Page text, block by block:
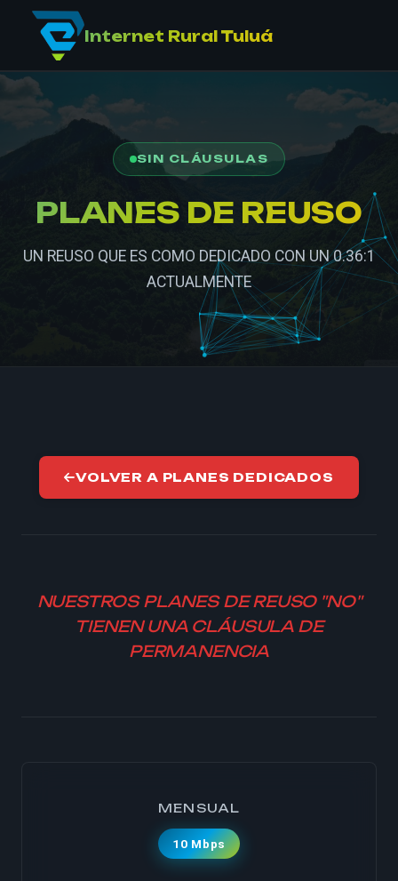
Internet Rural Tuluá
INICIO
NUESTRA RED
PLANES
EMPRESAS
SIN CLÁUSULAS
PLANES DE REUSO
UN REUSO QUE ES COMO DEDICADO CON UN 0.36:1
ACTUALMENTE
VOLVER A PLANES DEDICADOS
NUESTROS PLANES DE REUSO "NO"
TIENEN UNA CLÁUSULA DE
PERMANENCIA
MENSUAL
10 Mbps